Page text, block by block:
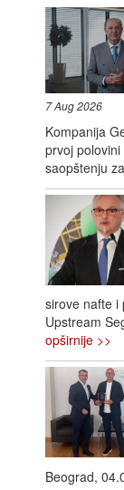
7 Aug 2026
Kompanija
prvoj
saopštenju
sirove nafte i
Upstream
opširnije >>
Beograd,